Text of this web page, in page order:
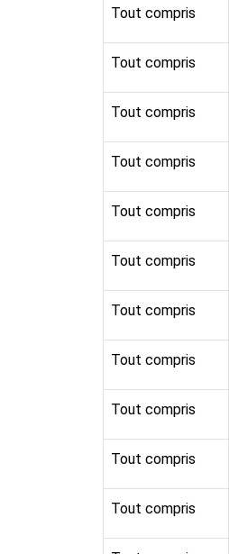
Tout compris
Tout compris
Tout compris
Tout compris
Tout compris
Tout compris
Tout compris
Tout compris
Tout compris
Tout compris
Tout compris